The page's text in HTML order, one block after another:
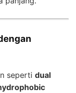
seperti dual